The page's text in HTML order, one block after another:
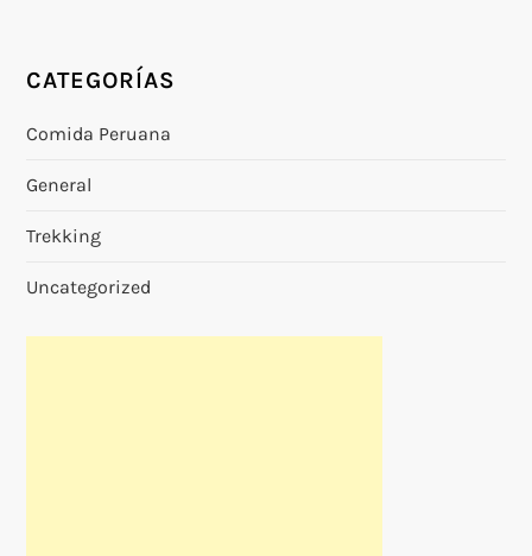
CATEGORÍAS
Comida Peruana
General
Trekking
Uncategorized